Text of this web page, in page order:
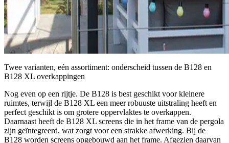
Twee varianten, eén assortiment: onderscheid tussen de B128 en
B128 XL overkappingen
Nog even op een rijtje. De B128 is best geschikt voor kleinere
ruimtes, terwijl de B128 XL een meer robuuste uitstraling heeft en
perfect geschikt is om grotere oppervlaktes te overkappen.
Daarnaast heeft de B128 XL screens die in het frame van de pergola
zijn geïntegreerd, wat zorgt voor een strakke afwerking. Bij de
B128 worden screens opgebouwd aan het frame. Afgezien daarvan